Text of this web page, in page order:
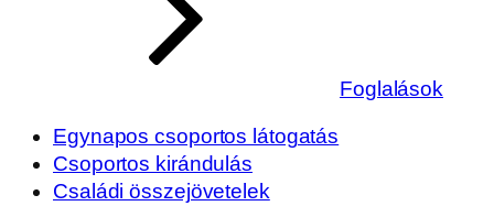
Foglalások
Egynapos csoportos látogatás
Csoportos kirándulás
Családi összejövetelek